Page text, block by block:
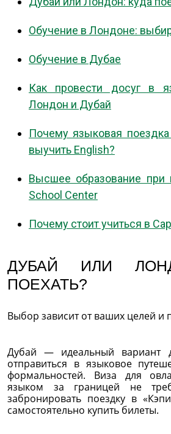
Обучение в Лондоне:
Обучение в Дубае
Как провести досуг в
Лондон и Дубай
Почему языковая
выучить English?
Высшее образование при
School Center
Почему стоит учиться в
ДУБАЙ ИЛИ
ПОЕХАТЬ?
Выбор зависит от ваших целей и
Дубай — идеальный вариант
отправиться в языковое
формальностей. Виза для
языком за границей не
забронировать поездку в
самостоятельно купить билеты.